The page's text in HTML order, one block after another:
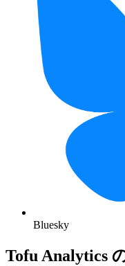
Bluesky
Tofu Analytics